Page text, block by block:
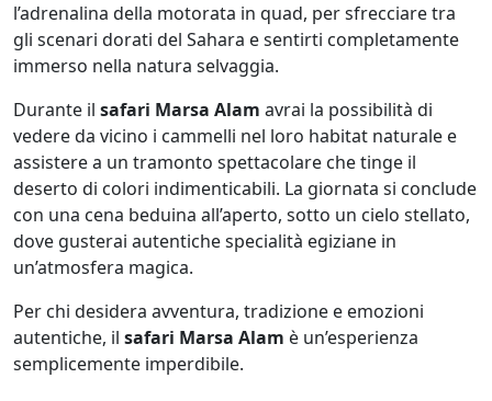
l’adrenalina della motorata in quad, per sfrecciare tra
gli scenari dorati del Sahara e sentirti completamente
immerso nella natura selvaggia.
Durante il safari Marsa Alam avrai la possibilità di
vedere da vicino i cammelli nel loro habitat naturale e
assistere a un tramonto spettacolare che tinge il
deserto di colori indimenticabili. La giornata si conclude
con una cena beduina all’aperto, sotto un cielo stellato,
dove gusterai autentiche specialità egiziane in
un’atmosfera magica.
Per chi desidera avventura, tradizione e emozioni
autentiche, il safari Marsa Alam è un’esperienza
semplicemente imperdibile.